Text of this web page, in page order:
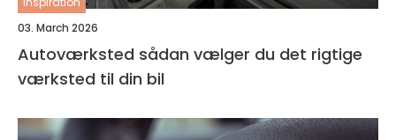
03. March 2026
Autoværksted sådan vælger du det rigtige
værksted til din bil